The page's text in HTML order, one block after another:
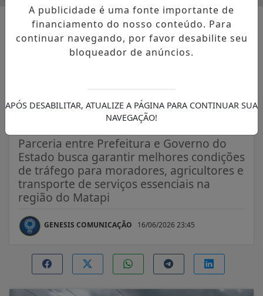
NOTÍCIAS/PORTO GRANDE
Manutenção da Linha C
produção rural em Porto
Parceria entre Prefeitura e Governo do
Estado busca garantir melhores condições
de tráfego para moradores, agricultores e
transporte de serviços essenciais na
região do Matapi
GENESIS COMUNICAÇÃO 16/06/2026 23:45
A publicidade é uma fonte importante de
financiamento do nosso conteúdo. Para
continuar navegando, por favor desabilite seu
bloqueador de anúncios.
APÓS DESABILITAR, ATUALIZE A PÁGINA PARA CONTINUAR SUA
NAVEGAÇÃO!